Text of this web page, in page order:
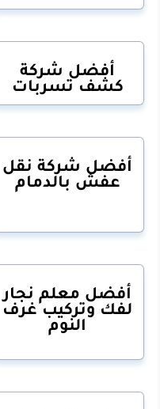
أفضل شركة
كشف تسربات
أفضل شركة نقل
عفش بالدمام
أفضل معلم نجار
لفك وتركيب غرف
النوم